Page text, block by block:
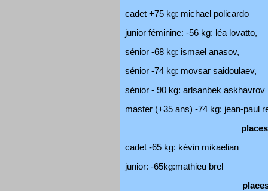
cadet +75 kg: michael policardo
junior féminine: -56 kg: léa lovatto,
sénior -68 kg: ismael anasov,
sénior -74 kg: movsar saidoulaev,
sénior - 90 kg: arlsanbek askhavrov
master (+35 ans) -74 kg: jean-paul
cadet -65 kg: kévin mikaelian
junior: -65kg:mathieu brel